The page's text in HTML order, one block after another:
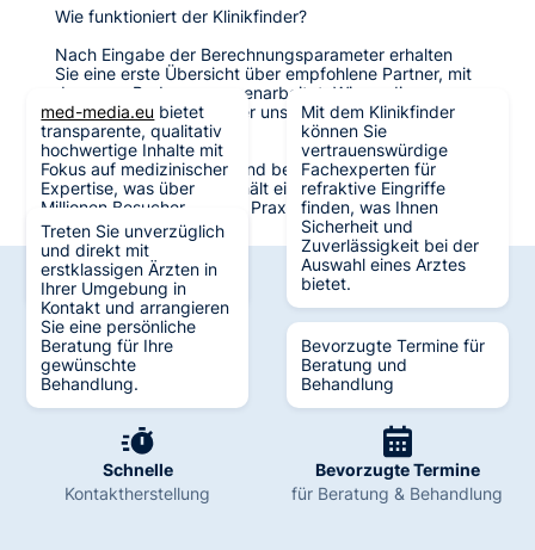
Wie funktioniert der Klinikfinder?
Nach Eingabe der Berechnungsparameter erhalten
Sie eine erste Übersicht über empfohlene Partner, mit
denen myBody zusammenarbeitet. Wir verdienen nur
dann Geld, wenn Sie über uns eine Klinik oder Praxis
kontaktieren.
Wichtig: Die Angebote sind bezahlte Einträge
(Anzeigen). Refraktiv erhält eine Provision, wenn Sie
über uns eine Klinik oder Praxis finden.
med-media.eu bietet
transparente, qualitativ
hochwertige Inhalte mit
Fokus auf medizinischer
Expertise, was über
Millionen Besucher
generiert hat und zu
Berichterstattungen in
verschiedenen Medien
führt.
Verifiziert
durch Experten
Mit dem Klinikfinder
können Sie
vertrauenswürdige
Fachexperten für
refraktive Eingriffe
finden, was Ihnen
Sicherheit und
Zuverlässigkeit bei der
Auswahl eines Arztes
bietet.
Große Auswahl
an Fachexperten
Treten Sie unverzüglich
und direkt mit
erstklassigen Ärzten in
Ihrer Umgebung in
Kontakt und arrangieren
Sie eine persönliche
Beratung für Ihre
gewünschte
Behandlung.
Schnelle
Kontaktherstellung
Bevorzugte Termine für
Beratung und
Behandlung
Bevorzugte Termine
für Beratung & Behandlung